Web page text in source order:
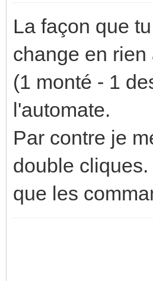
La façon que
change en
(1 monté - 1
l'automate.
Par contre je
double
que les